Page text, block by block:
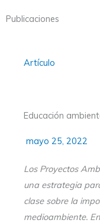
Publicaciones
Artículo
Educación
mayo 25, 2022
Los Proyectos
una estrategia
clase sobre la
medioambiente.